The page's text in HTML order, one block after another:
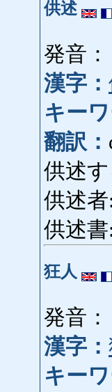
供述
発音
漢字：
キーワ
翻訳：
供述
供述
供述
狂人
発音
漢字：
キーワ